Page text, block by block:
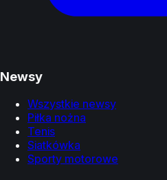
Newsy
Wszystkie newsy
Piłka nożna
Tenis
Siatkówka
Sporty motorowe